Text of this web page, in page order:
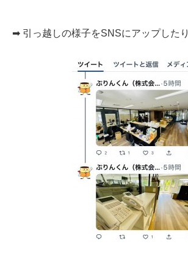
➡ 引っ越しの様子をSNSにアップしたり